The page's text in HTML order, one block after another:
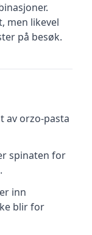
men likevel
på besøk.
av orzo-pasta
spinaten for
inn
blir for